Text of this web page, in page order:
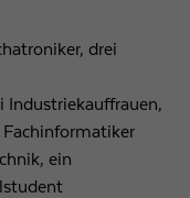
drei
Industriekauffrauen,
Fachinformatiker
ein